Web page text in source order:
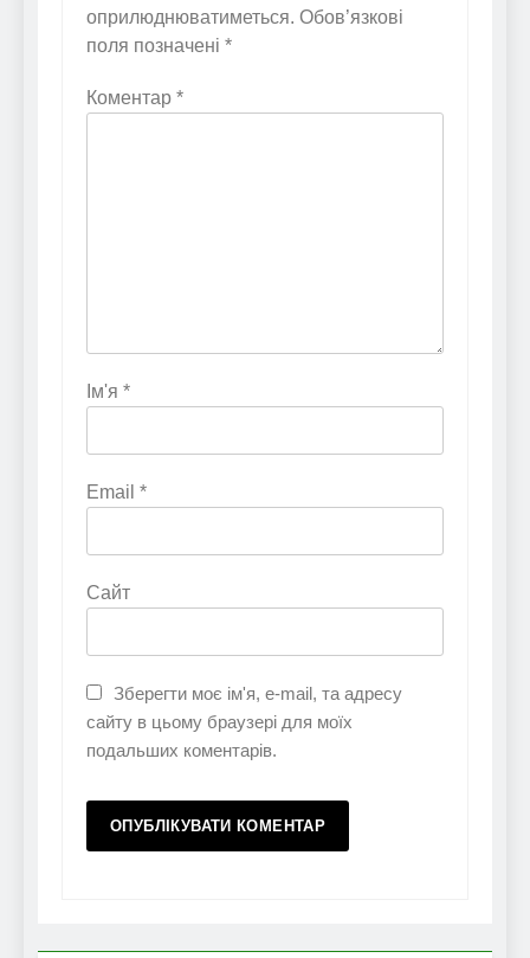
оприлюднюватиметься. Обов’язкові
поля позначені *
Коментар *
Ім'я *
Email *
Сайт
Зберегти моє ім'я, e-mail, та адресу
сайту в цьому браузері для моїх
подальших коментарів.